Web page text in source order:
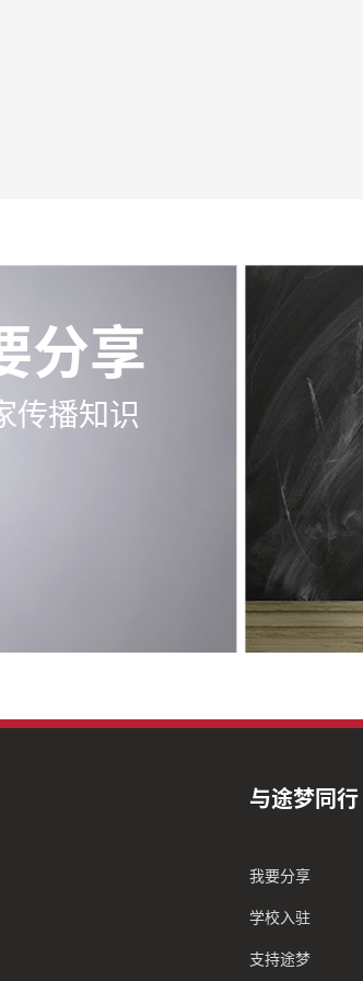
分享
传播知识
与途梦同行
我要分享
学校入驻
支持途梦